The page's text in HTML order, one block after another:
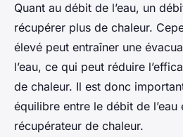
Quant au débit de l’eau, un
récupérer plus de chaleur.
élevé peut entraîner une
l’eau, ce qui peut réduire
de chaleur. Il est donc
équilibre entre le débit de l’eau
récupérateur de chaleur.